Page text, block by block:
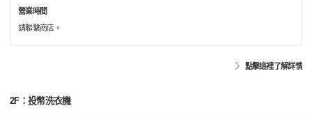
營業時間
請聯繫商店。
點擊這裡了解詳情
2F：投幣洗衣機